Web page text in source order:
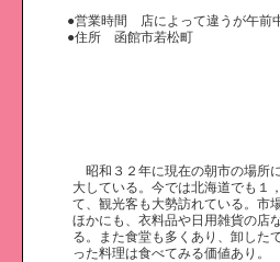
●営業時間 店によって違うが午前
●住所 函館市若松町
昭和３２年に現在の朝市の場所
大している。今では北海道でも１
て、観光客も大勢訪れている。市
ほかにも、衣料品や日用雑貨の店
る。また食堂も多くあり、卸した
った料理は食べてみる価値あり。